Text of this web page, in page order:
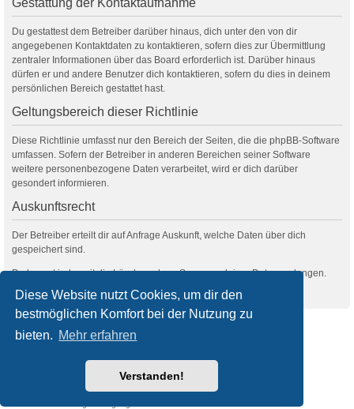
Diese Website nutzt Cookies, um dir den
bestmöglichen Komfort bei der Nutzung zu
bieten. Mehr erfahren
Verstanden!
Du gestattest dem Betreiber darüber hinaus, dich unter den von dir
angegebenen Kontaktdaten zu kontaktieren, sofern dies zur Übermittlung
zentraler Informationen über das Board erforderlich ist. Darüber hinaus
dürfen er und andere Benutzer dich kontaktieren, sofern du dies in deinem
persönlichen Bereich gestattet hast.
Geltungsbereich dieser Richtlinie
Diese Richtlinie umfasst nur den Bereich der Seiten, die die phpBB-Software
umfassen. Sofern der Betreiber in anderen Bereichen seiner Software
weitere personenbezogene Daten verarbeitet, wird er dich darüber
gesondert informieren.
Auskunftsrecht
Der Betreiber erteilt dir auf Anfrage Auskunft, welche Daten über dich
gespeichert sind.
Du kannst jederzeit die Löschung bzw. Sperrung deiner Daten verlangen.
filmquiz.de Alle Foren
® Forum Software © phpBB Limited
phpBB.de
created by INVENTEA & v12mike